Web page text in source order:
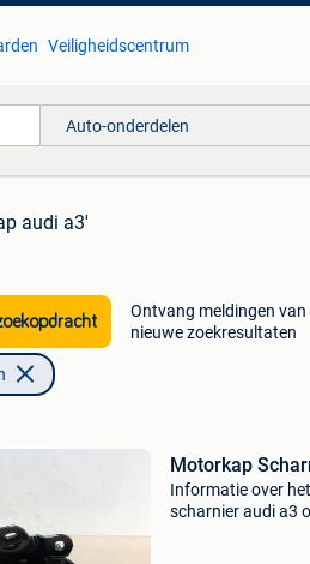
Veiligheidscentrum
Auto-onderdelen
audi a3'
Ontvang meldingen van
nieuwe zoekresultaten
Motorkap
Informatie over
scharnier audi a3